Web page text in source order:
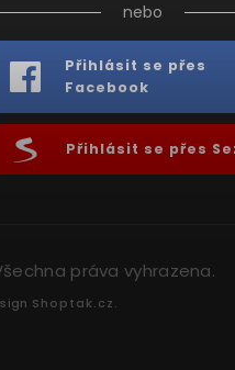
nebo
Přihlásit se přes
Facebook
Přihlásit se přes
práva vyhrazena.
Shoptak.cz.